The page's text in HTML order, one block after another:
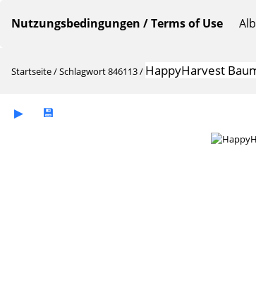
Nutzungsbedingungen / Terms of Use
Startseite/Schlagwort846113/ HappyHarvest